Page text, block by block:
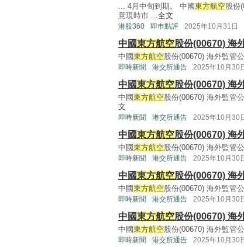
... 4月中旬到期。 中國東方航空股份
意現時市 ...全文
港股360 即巿點評 2025年10月31日
中國東方航空股份(00670) 海
中國東方航空股份(00670) 海外監管
即時新聞 港交所通告 2025年10月30
中國東方航空股份(00670) 海
中國東方航空股份(00670) 海外監管
文
即時新聞 港交所通告 2025年10月30
中國東方航空股份(00670) 海
中國東方航空股份(00670) 海外監管
即時新聞 港交所通告 2025年10月30
中國東方航空股份(00670) 海
中國東方航空股份(00670) 海外監管
即時新聞 港交所通告 2025年10月30
中國東方航空股份(00670) 海
中國東方航空股份(00670) 海外監管
即時新聞 港交所通告 2025年10月30